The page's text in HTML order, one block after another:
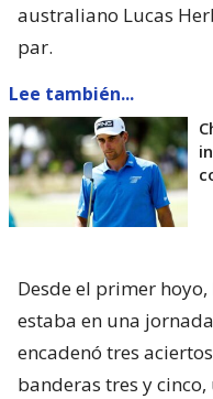
australiano Lucas
par.
Lee también...
Desde el primer
estaba en una
encadenó tres
banderas tres y